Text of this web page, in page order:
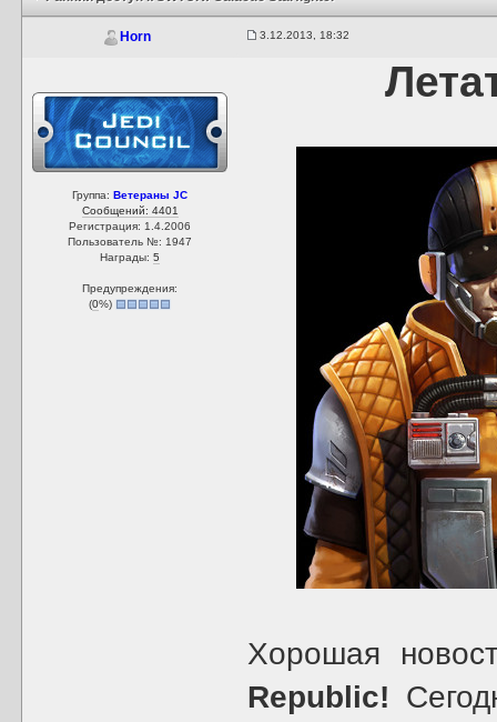
Horn 3.12.2013, 18:32
Группа:Ветераны JC
Сообщений: 4401
Регистрация: 1.4.2006
Пользователь №: 1947
Награды:5
Предупреждения:
(0%)
Хорошая
Republic!